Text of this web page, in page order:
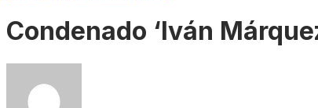
Condenado ‘Iván